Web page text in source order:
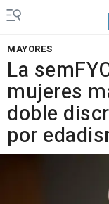
MAYORES
La
mujeres
doble
por